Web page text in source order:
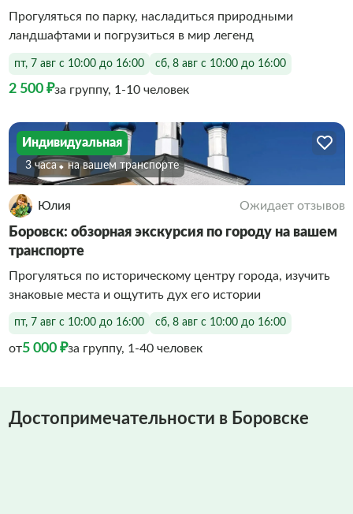
Прогуляться по парку, насладиться природными
ландшафтами и погрузиться в мир легенд
пт, 7 авг с 10:00 до 16:00 сб, 8 авг с 10:00 до 16:00
2 500 ₽за группу, 1-10 человек
Индивидуальная
3 часа на вашем транспорте
Юлия Ожидает отзывов
Боровск: обзорная экскурсия по городу на вашем
транспорте
Прогуляться по историческому центру города, изучить
знаковые места и ощутить дух его истории
пт, 7 авг с 10:00 до 16:00 сб, 8 авг с 10:00 до 16:00
от5 000 ₽за группу, 1-40 человек
Достопримечательности в Боровске